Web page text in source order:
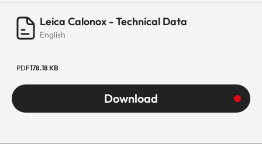
Leica Calonox - Technical Data
English
PDF178.18 KB
Download